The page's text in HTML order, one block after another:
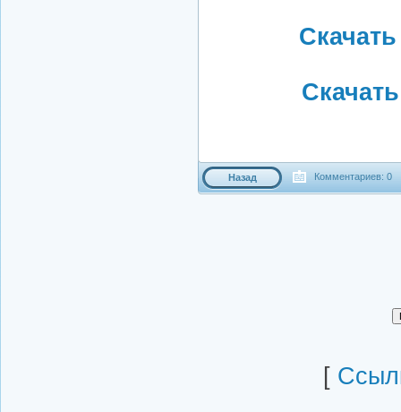
Назад Комментариев: 0
[